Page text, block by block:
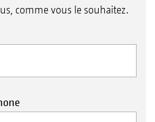
comme vous le souhaitez.